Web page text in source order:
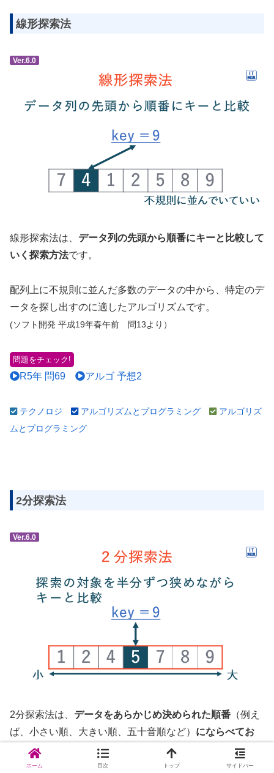
線形探索法
Ver.6.0
線形探索法は、 データ列の先頭から順番にキーと比較して
いく探索方法です。
配列上に不規則に並んだ多数のデータの中から、特定のデ
ータを探し出すのに適したアルゴリズムです。
(ソフト開発 平成19年春午前 問13より）
問題をチェック!
R5年 問69 アルゴ 予想2
テクノロジ アルゴリズムとプログラミング
アルゴリズ
ムとプログラミング
2分探索法
Ver.6.0
2分探索法は、 データをあらかじめ決められた順番 （例え
ば、小さい順、大きい順、五十音順など） にならべてお
き、探索の対象を半分ずつ狭めながらキーと比較していく
探索方法
ホーム 目次 トップ サイドバー